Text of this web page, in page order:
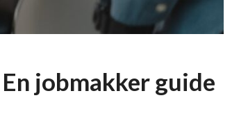
jobmakker guide